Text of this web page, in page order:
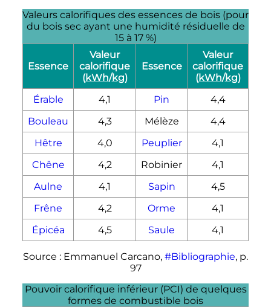
Valeurs calorifiques des essences de bois (pour
du bois sec ayant une humidité résiduelle de
15 à 17 %)
Essence
Valeur
calorifique
(kWh/kg)
Essence
Valeur
calorifique
(kWh/kg)
Érable
4,1 Pin
4,4
Bouleau
4,3 Mélèze
4,4
Hêtre
4,0 Peuplier
4,1
Chêne
4,2 Robinier
4,1
Aulne
4,1 Sapin
4,5
Frêne
4,2 Orme
4,1
Épicéa
4,5 Saule 4,1
Source : Emmanuel Carcano, #Bibliographie, p.
97
Pouvoir calorifique inférieur (PCI) de quelques
formes de combustible bois